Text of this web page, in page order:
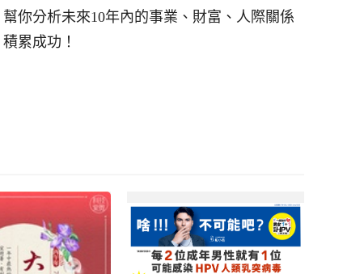
你分析未來10年內的事業、財富、人際關係
累成功！